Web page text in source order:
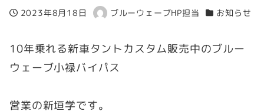
投稿日
2023年8月18日
著
ブルーウェーブHP担当
カテゴリー
お知らせ
10年乗れる新車タントカスタム販売中のブルー
ウェーブ小禄バイパス
営業の新垣学です。